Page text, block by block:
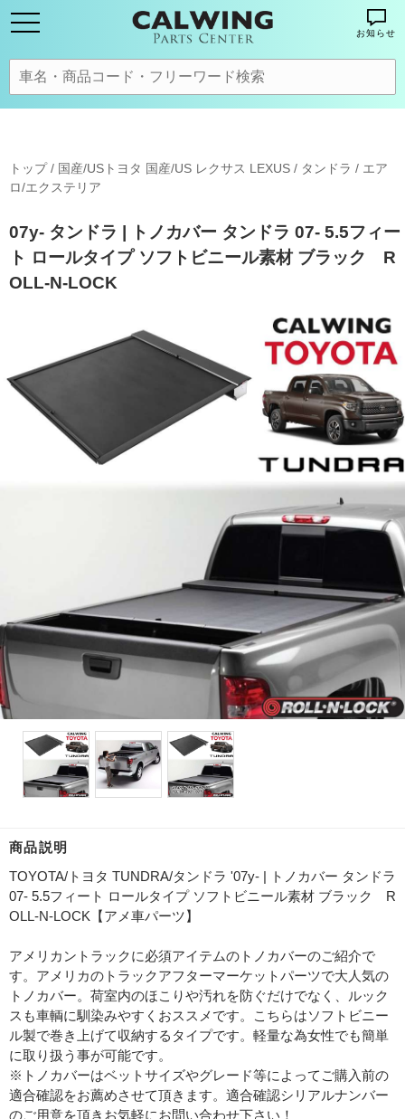
お知らせ
トップ/ 国産/USトヨタ 国産/US レクサス LEXUS / タンドラ / エア
ロ/エクステリア
07y- タンドラ | トノカバー タンドラ 07- 5.5フィー
ト ロールタイプ ソフトビニール素材 ブラック R
OLL-N-LOCK
商品説明
TOYOTA/トヨタ TUNDRA/タンドラ '07y- | トノカバー タンドラ
07- 5.5フィート ロールタイプ ソフトビニール素材 ブラック R
OLL-N-LOCK【アメ車パーツ】
アメリカントラックに必須アイテムのトノカバーのご紹介で
す。アメリカのトラックアフターマーケットパーツで大人気の
トノカバー。荷室内のほこりや汚れを防ぐだけでなく、ルック
スも車輌に馴染みやすくおススメです。こちらはソフトビニー
ル製で巻き上げて収納するタイプです。軽量な為女性でも簡単
に取り扱う事が可能です。
※トノカバーはベットサイズやグレード等によってご購入前の
適合確認をお薦めさせて頂きます。適合確認シリアルナンバー
のご用意を頂きお気軽にお問い合わせ下さい！